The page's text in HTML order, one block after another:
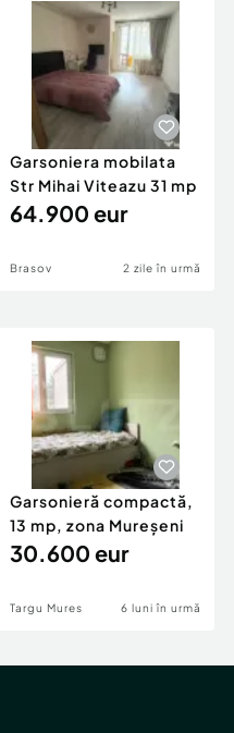
Garsoniera mobilata
Str Mihai Viteazu 31 mp
64.900 eur
Brasov 2 zile în urmă
Garsonieră compactă,
13 mp, zona Mureșeni
30.600 eur
Targu Mures 6 luni în urmă